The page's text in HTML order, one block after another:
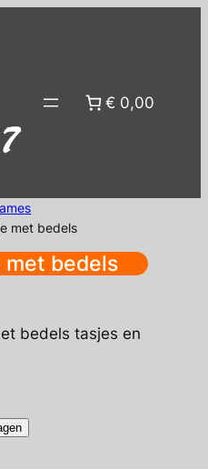
€ 0,00
met bedels
met bedels
bedels tasjes en